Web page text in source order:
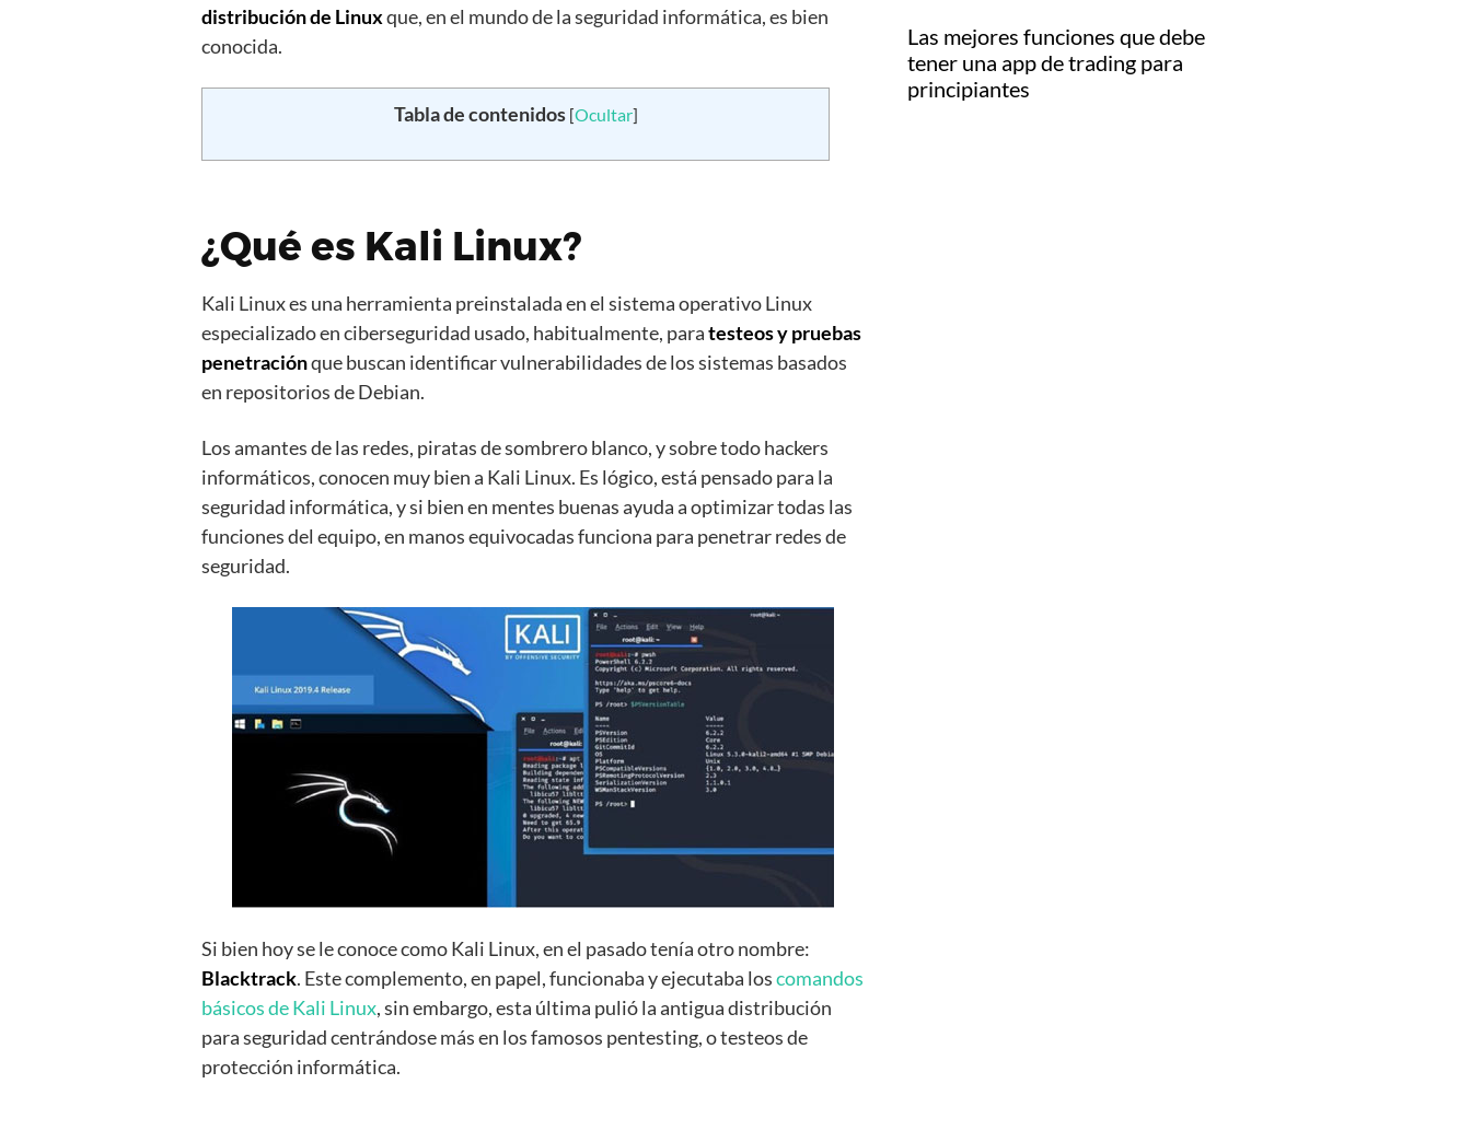
distribución de Linuxque, en el mundo de la seguridad informática, es bien
conocida.
Tabla de contenidos [Ocultar]
¿Qué es Kali Linux?
Kali Linux es una herramienta preinstalada en el sistema operativo Linux
especializado en ciberseguridad usado, habitualmente, paratesteos y pruebas
penetraciónque buscan identificar vulnerabilidades de los sistemas basados
en repositorios de Debian.
Los amantes de las redes, piratas de sombrero blanco, y sobre todo hackers
informáticos, conocen muy bien a Kali Linux. Es lógico, está pensado para la
seguridad informática, y si bien en mentes buenas ayuda a optimizar todas las
funciones del equipo, en manos equivocadas funciona para penetrar redes de
seguridad.
Si bien hoy se le conoce como Kali Linux, en el pasado tenía otro nombre:
Blacktrack. Este complemento, en papel, funcionaba y ejecutaba loscomandos
básicos de Kali Linux, sin embargo, esta última pulió la antigua distribución
para seguridad centrándose más en los famosos pentesting, o testeos de
protección informática.
Las mejores funciones que debe
tener una app de trading para
principiantes